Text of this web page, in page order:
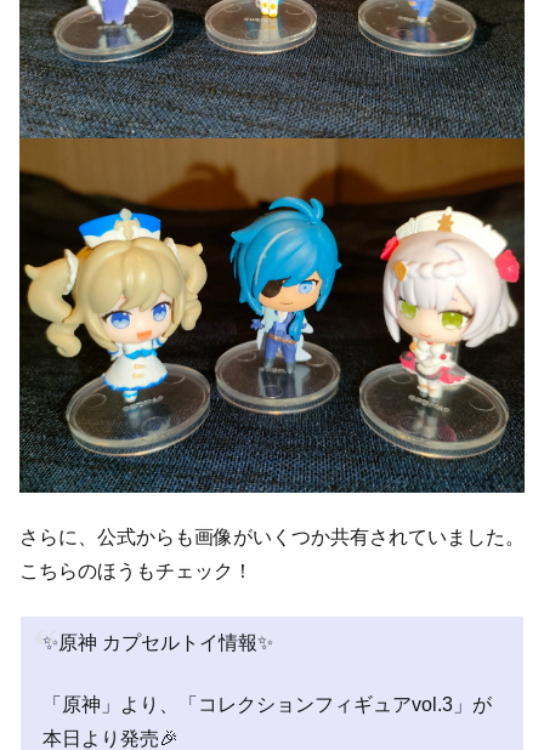
さらに、公式からも画像がいくつか共有されていました。
こちらのほうもチェック！
✨原神 カプセルトイ情報✨
「原神」より、「コレクションフィギュアvol.3」が
本日より発売🎉